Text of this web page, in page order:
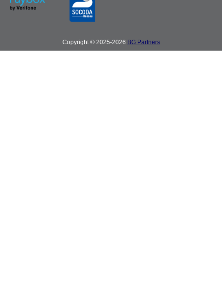
Copyright © 2025-2026 BG Partners